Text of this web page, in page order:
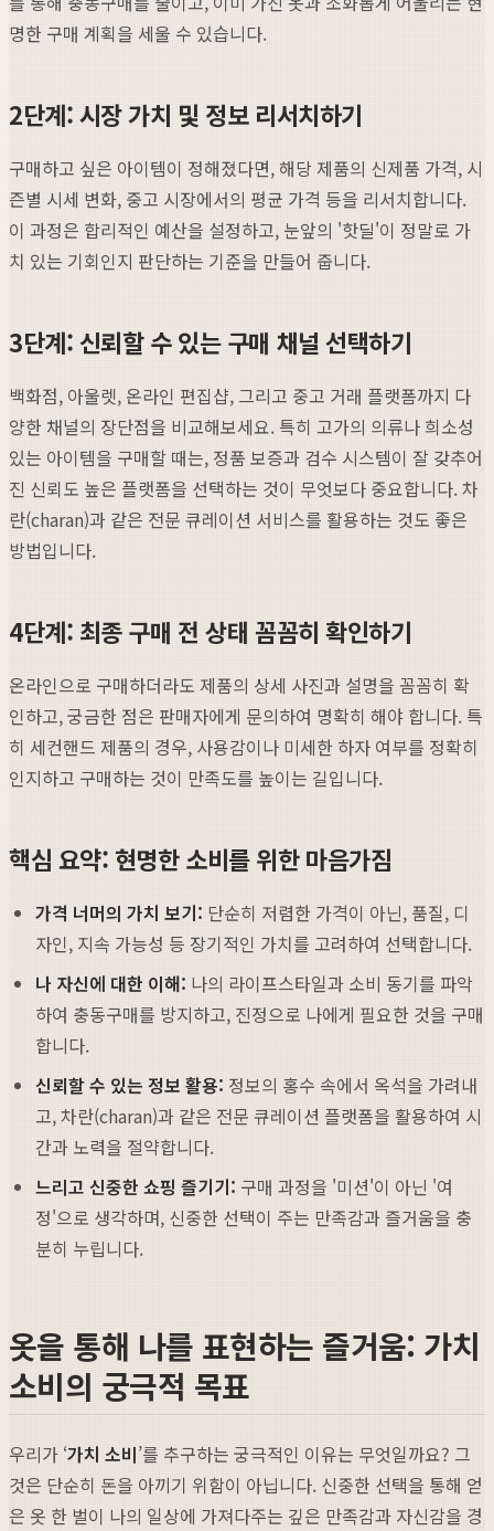
명한 구매 계획을 세울 수 있습니다.
2단계: 시장 가치 및 정보 리서치하기
구매하고 싶은 아이템이 정해졌다면, 해당 제품의 신제품 가격, 시
즌별 시세 변화, 중고 시장에서의 평균 가격 등을 리서치합니다.
이 과정은 합리적인 예산을 설정하고, 눈앞의 '핫딜'이 정말로 가
치 있는 기회인지 판단하는 기준을 만들어 줍니다.
3단계: 신뢰할 수 있는 구매 채널 선택하기
백화점, 아울렛, 온라인 편집샵, 그리고 중고 거래 플랫폼까지 다
양한 채널의 장단점을 비교해보세요. 특히 고가의 의류나 희소성
있는 아이템을 구매할 때는, 정품 보증과 검수 시스템이 잘 갖추어
진 신뢰도 높은 플랫폼을 선택하는 것이 무엇보다 중요합니다. 차
란(charan)과 같은 전문 큐레이션 서비스를 활용하는 것도 좋은
방법입니다.
4단계: 최종 구매 전 상태 꼼꼼히 확인하기
온라인으로 구매하더라도 제품의 상세 사진과 설명을 꼼꼼히 확
인하고, 궁금한 점은 판매자에게 문의하여 명확히 해야 합니다. 특
히 세컨핸드 제품의 경우, 사용감이나 미세한 하자 여부를 정확히
인지하고 구매하는 것이 만족도를 높이는 길입니다.
핵심 요약: 현명한 소비를 위한 마음가짐
가격 너머의 가치 보기: 단순히 저렴한 가격이 아닌, 품질, 디
자인, 지속 가능성 등 장기적인 가치를 고려하여 선택합니다.
나 자신에 대한 이해: 나의 라이프스타일과 소비 동기를 파악
하여 충동구매를 방지하고, 진정으로 나에게 필요한 것을 구매
합니다.
신뢰할 수 있는 정보 활용: 정보의 홍수 속에서 옥석을 가려내
고, 차란(charan)과 같은 전문 큐레이션 플랫폼을 활용하여 시
간과 노력을 절약합니다.
느리고 신중한 쇼핑 즐기기: 구매 과정을 '미션'이 아닌 '여
정'으로 생각하며, 신중한 선택이 주는 만족감과 즐거움을 충
분히 누립니다.
옷을 통해 나를 표현하는 즐거움: 가치
소비의 궁극적 목표
우리가 ‘가치 소비’를 추구하는 궁극적인 이유는 무엇일까요? 그
것은 단순히 돈을 아끼기 위함이 아닙니다. 신중한 선택을 통해 얻
은 옷 한 벌이 나의 일상에 가져다주는 깊은 만족감과 자신감을 경